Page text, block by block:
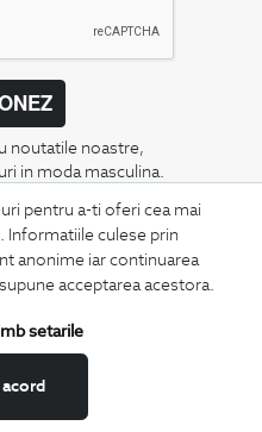
pentru a-ti oferi cea mai
Informatiile culese prin
anonime iar continuarea
acceptarea acestora.
setarile
noutatile noastre,
in moda masculina.
conditii
si retur
datelor
site